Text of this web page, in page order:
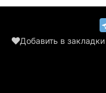
Добавить в закладки